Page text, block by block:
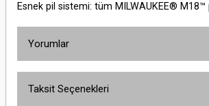
Esnek pil sistemi: tüm MILWAUKEE® M18™
Yorumlar
Taksit Seçenekleri